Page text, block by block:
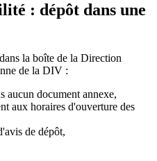
: dépôt dans une
la boîte de la Direction
de la DIV :
aucun document annexe,
aux horaires d'ouverture des
de dépôt,